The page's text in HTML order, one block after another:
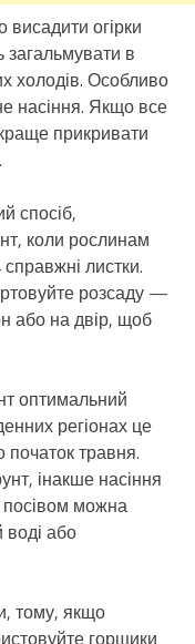
огірки
загальмувати в
холодів. Особливо
насіння. Якщо все
прикривати
спосіб,
коли рослинам
листки.
розсаду —
або на двір, щоб
оптимальний
регіонах це
початок травня.
інакше насіння
можна
воді або
тому, якщо
горщики